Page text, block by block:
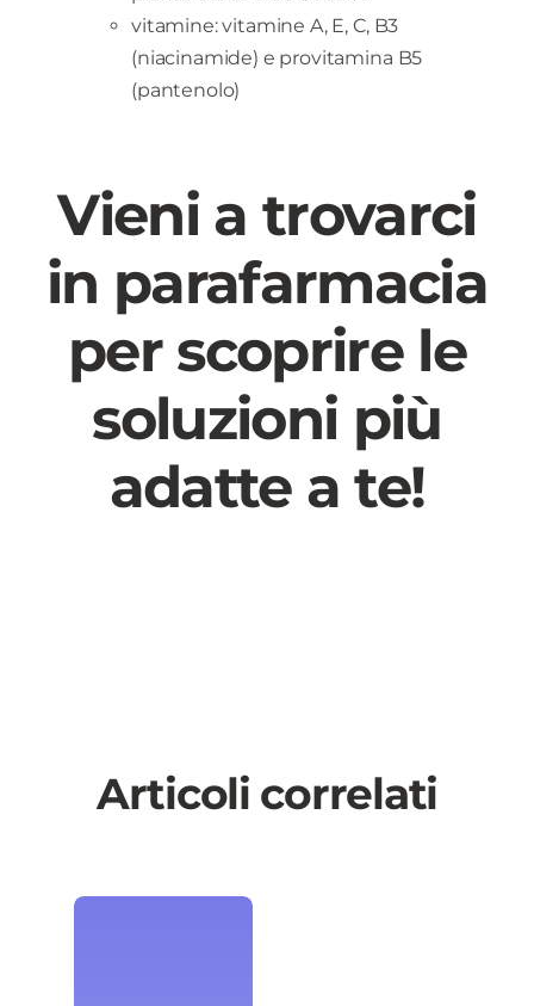
vitamine: vitamine A, E, C, B3
(niacinamide) e provitamina B5
(pantenolo)
Vieni a trovarci
in parafarmacia
per scoprire le
soluzioni più
adatte a te!
Articoli correlati